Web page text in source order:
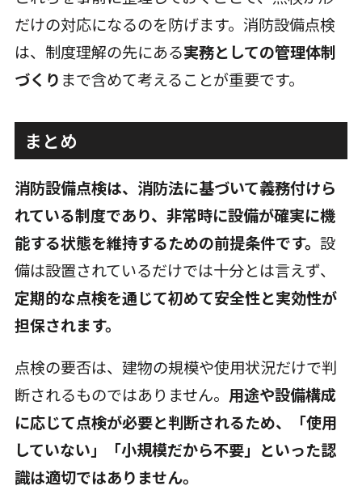
だけの対応になるのを防げます。消防設備点検
は、制度理解の先にある実務としての管理体制
づくり まで含めて考えることが重要です。
まとめ
消防設備点検は、消防法に基づいて義務付けら
れている制度であり、非常時に設備が確実に機
能する状態を維持するための前提条件です。 設
備は設置されているだけでは十分とは言えず、
定期的な点検を通じて初めて安全性と実効性が
担保されます。
点検の要否は、建物の規模や使用状況だけで判
断されるものではありません。 用途や設備構成
に応じて点検が必要と判断されるため、「使用
していない」「小規模だから不要」といった認
識は適切ではありません。